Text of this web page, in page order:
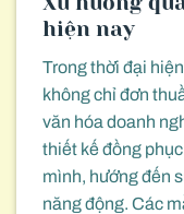
hiện nay
Trong thời đại
không chỉ đơn
văn hóa doanh
thiết kế đồng
mình, hướng đến
năng động. Các